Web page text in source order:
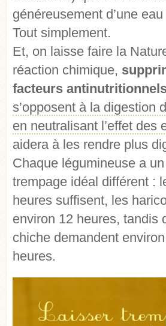
généreusement d’une
Tout simplement.
Et, on laisse faire la
réaction chimique,
facteurs
s’opposent à la digestion
en neutralisant l’effet des
aidera à les rendre plus
Chaque légumineuse a
trempage idéal différent :
heures suffisent, les
environ 12 heures, tandis
chiche demandent
heures.